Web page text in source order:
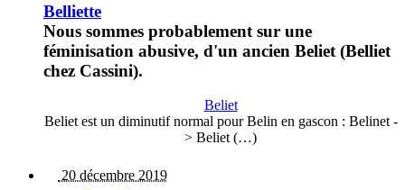
Belliette
Nous sommes probablement sur une
féminisation abusive, d'un ancien Beliet (Belliet
chez Cassini).
Beliet
Beliet est un diminutif normal pour Belin en gascon : Belinet -
> Beliet (…)
20 décembre 2019